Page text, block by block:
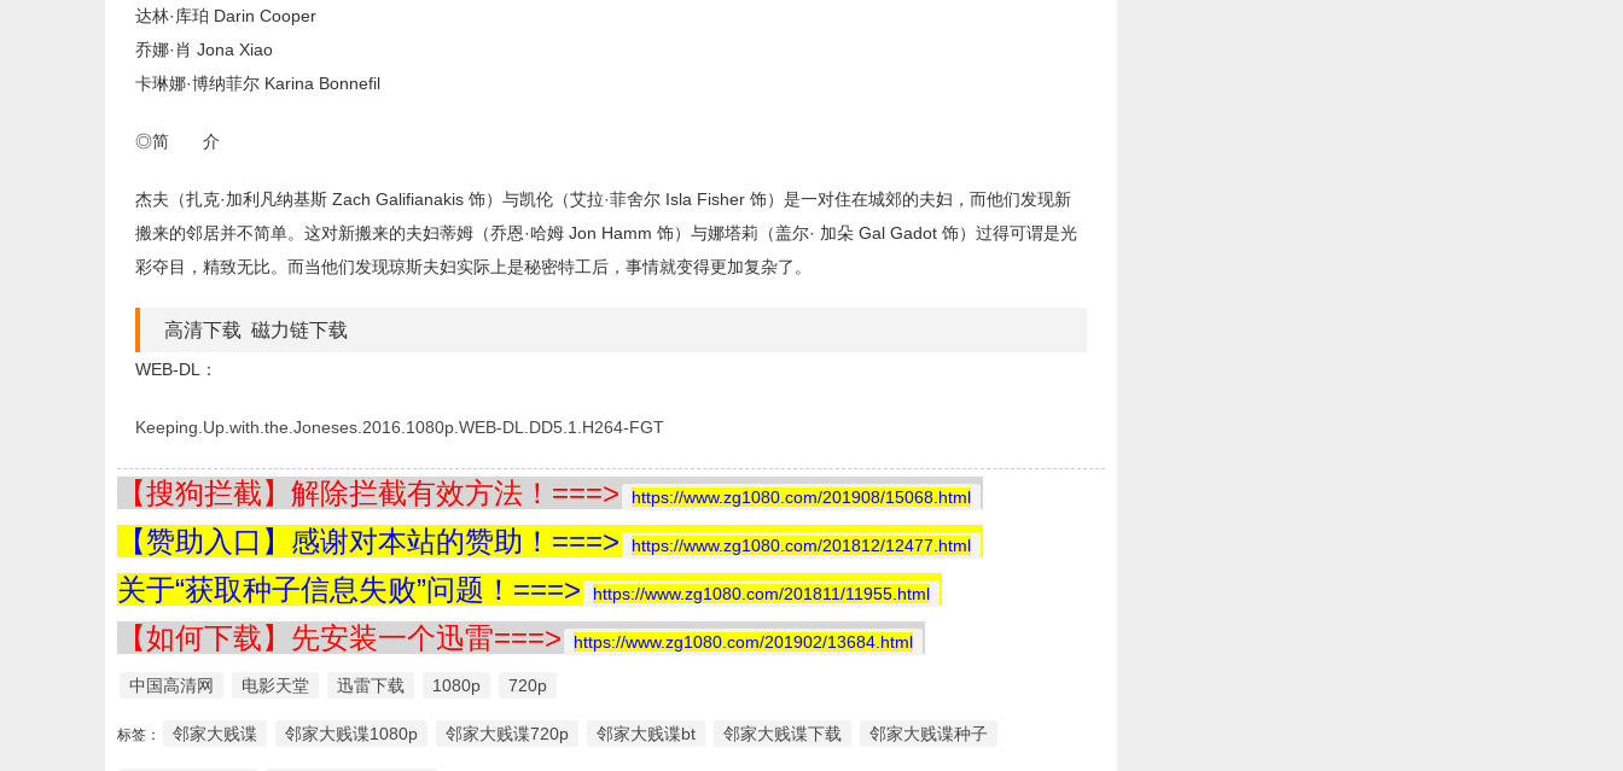
达林·库珀 Darin Cooper
乔娜·肖 Jona Xiao
卡琳娜·博纳菲尔 Karina Bonnefil
◎简 介
杰夫（扎克·加利凡纳基斯 Zach Galifianakis 饰）与凯伦（艾拉·菲舍尔 Isla Fisher 饰）是一对住在城郊的夫妇，而他们发现新
搬来的邻居并不简单。这对新搬来的夫妇蒂姆（乔恩·哈姆 Jon Hamm 饰）与娜塔莉（盖尔· 加朵 Gal Gadot 饰）过得可谓是光
彩夺目，精致无比。而当他们发现琼斯夫妇实际上是秘密特工后，事情就变得更加复杂了。
高清下载 磁力链下载
WEB-DL：
Keeping.Up.with.the.Joneses.2016.1080p.WEB-DL.DD5.1.H264-FGT
【搜狗拦截】解除拦截有效方法！===> https://www.zg1080.com/201908/15068.html
【赞助入口】感谢对本站的赞助！===> https://www.zg1080.com/201812/12477.html
关于“获取种子信息失败”问题！===> https://www.zg1080.com/201811/11955.html
【如何下载】先安装一个迅雷===> https://www.zg1080.com/201902/13684.html
中国高清网 电影天堂 迅雷下载 1080p 720p
标签： 邻家大贱谍 邻家大贱谍1080p 邻家大贱谍720p 邻家大贱谍bt 邻家大贱谍下载 邻家大贱谍种子